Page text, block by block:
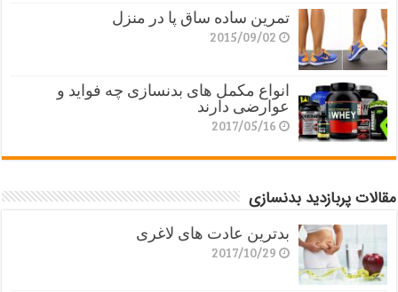
تمرین ساده ساق پا در منزل
2015/09/02
انواع مکمل های بدنسازی چه فواید و
عوارضی دارند
2017/05/16
مقالات پربازدید بدنسازی
بدترین عادت های لاغری
2017/10/29